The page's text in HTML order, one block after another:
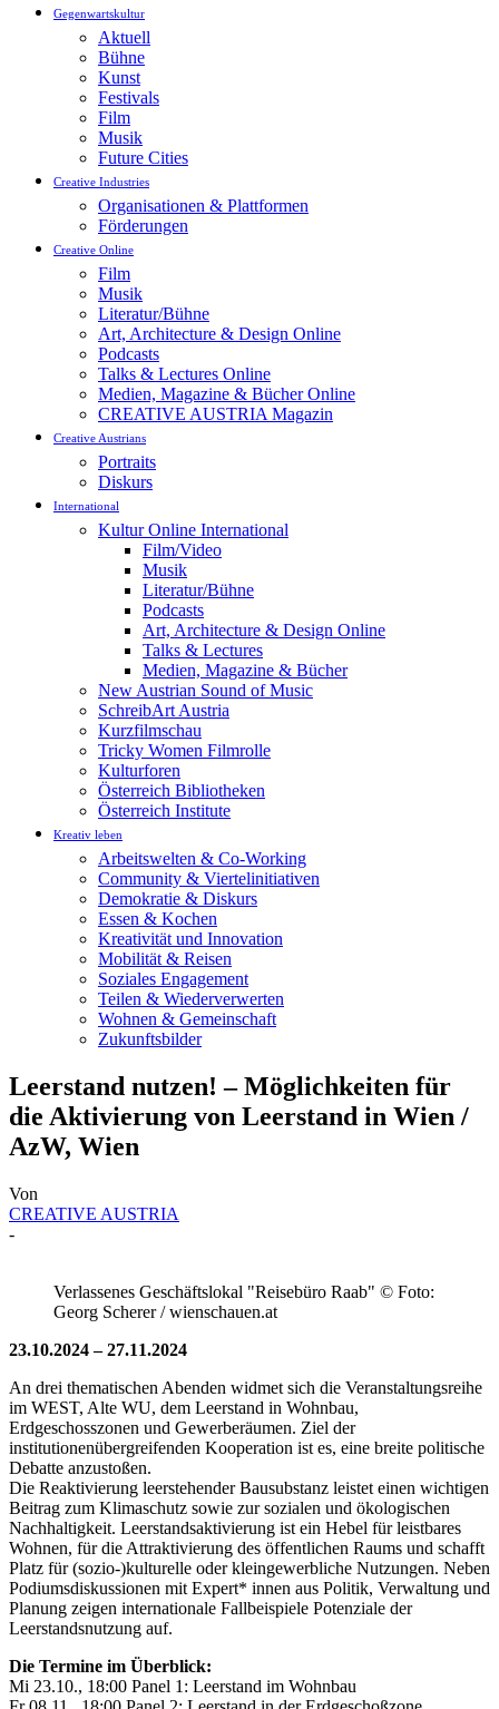
Gegenwartskultur
Aktuell
Bühne
Kunst
Festivals
Film
Musik
Future Cities
Creative Industries
Organisationen & Plattformen
Förderungen
Creative Online
Film
Musik
Literatur/Bühne
Art, Architecture & Design Online
Podcasts
Talks & Lectures Online
Medien, Magazine & Bücher Online
CREATIVE AUSTRIA Magazin
Creative Austrians
Portraits
Diskurs
International
Kultur Online International
Film/Video
Musik
Literatur/Bühne
Podcasts
Art, Architecture & Design Online
Talks & Lectures
Medien, Magazine & Bücher
New Austrian Sound of Music
SchreibArt Austria
Kurzfilmschau
Tricky Women Filmrolle
Kulturforen
Österreich Bibliotheken
Österreich Institute
Kreativ leben
Arbeitswelten & Co-Working
Community & Viertelinitiativen
Demokratie & Diskurs
Essen & Kochen
Kreativität und Innovation
Mobilität & Reisen
Soziales Engagement
Teilen & Wiederverwerten
Wohnen & Gemeinschaft
Zukunftsbilder
Leerstand nutzen! – Möglichkeiten für
die Aktivierung von Leerstand in Wien /
AzW, Wien
Von
CREATIVE AUSTRIA
-
Verlassenes Geschäftslokal "Reisebüro Raab" © Foto:
Georg Scherer / wienschauen.at
23.10.2024 – 27.11.2024
An drei thematischen Abenden widmet sich die Veranstaltungsreihe
im WEST, Alte WU, dem Leerstand in Wohnbau,
Erdgeschosszonen und Gewerberäumen. Ziel der
institutionenübergreifenden Kooperation ist es, eine breite politische
Debatte anzustoßen.
Die Reaktivierung leerstehender Bausubstanz leistet einen wichtigen
Beitrag zum Klimaschutz sowie zur sozialen und ökologischen
Nachhaltigkeit. Leerstandsaktivierung ist ein Hebel für leistbares
Wohnen, für die Attraktivierung des öffentlichen Raums und schafft
Platz für (sozio-)kulturelle oder kleingewerbliche Nutzungen. Neben
Podiumsdiskussionen mit Expert* innen aus Politik, Verwaltung und
Planung zeigen internationale Fallbeispiele Potenziale der
Leerstandsnutzung auf.
Die Termine im Überblick:
Mi 23.10., 18:00 Panel 1: Leerstand im Wohnbau